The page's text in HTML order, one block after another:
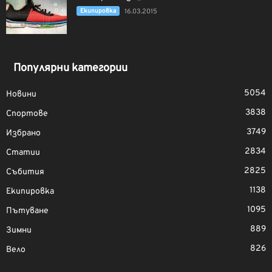
Екипировка 16.03.2015
Популярни категории
Новини
5054
Спортове
3838
Избрано
3749
Статии
2834
Събития
2825
Екипировка
1138
Пътуване
1095
Зимни
889
Вело
826